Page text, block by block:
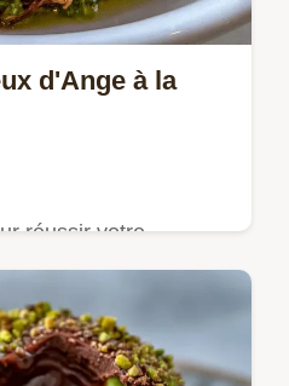
d'Ange à la
réussir votre
Les étapes de
sont détaillées pour un